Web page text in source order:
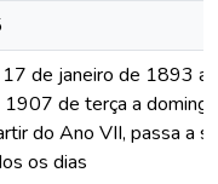
de janeiro de 1893 a
de terça a
do Ano VII, passa a
os dias